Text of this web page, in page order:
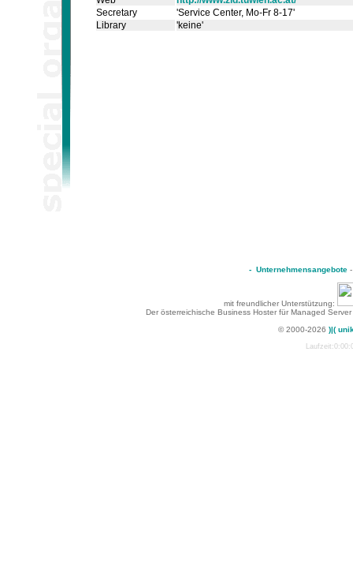
Secretary
'Service Center, Mo-Fr 8-17'
Library
'keine'
- Unternehmensangebote
mit freundlicher Unterstützung:
Der österreichische Business Hoster für Managed
© 2000-2026 )|(